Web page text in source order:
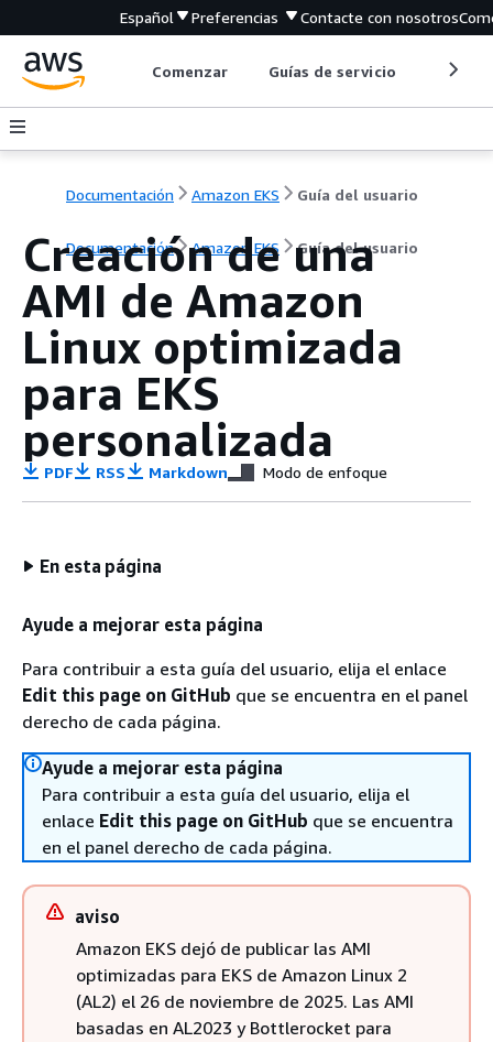
Español Preferencias Contacte con nosotros
Comenzar Guías de servicio
Documentación Amazon EKS Guía del usuario
Documentación Amazon EKS Guía del usuario
Creación de una
AMI de Amazon
Linux optimizada
para EKS
personalizada
PDF RSS Markdown Modo de enfoque
En esta página
Ayude a mejorar esta página
Para contribuir a esta guía del usuario, elija el enlace
Edit this page on GitHub que se encuentra en el panel
derecho de cada página.
Ayude a mejorar esta página
Para contribuir a esta guía del usuario, elija el
enlace Edit this page on GitHub que se encuentra
en el panel derecho de cada página.
aviso
Amazon EKS dejó de publicar las AMI
optimizadas para EKS de Amazon Linux 2
(AL2) el 26 de noviembre de 2025. Las AMI
basadas en AL2023 y Bottlerocket para